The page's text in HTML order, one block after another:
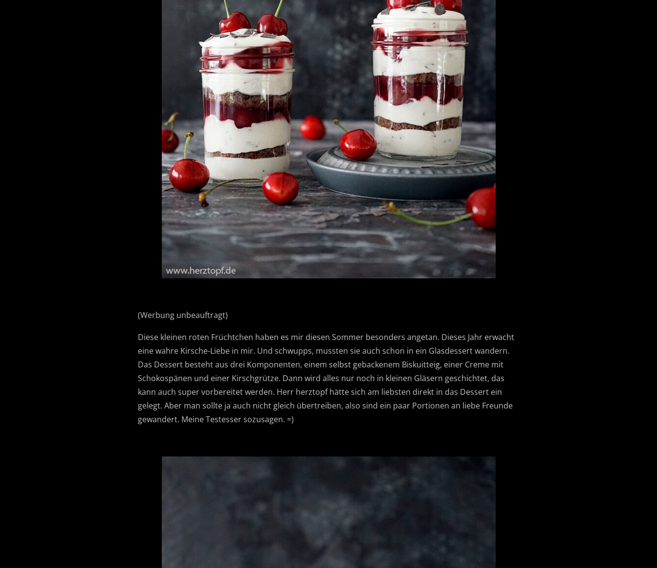
(Werbung unbeauftragt)
Diese kleinen roten Früchtchen haben es mir diesen Sommer besonders angetan. Dieses Jahr erwacht
eine wahre Kirsche-Liebe in mir. Und schwupps, mussten sie auch schon in ein Glasdessert wandern.
Das Dessert besteht aus drei Komponenten, einem selbst gebackenem Biskuitteig, einer Creme mit
Schokospänen und einer Kirschgrütze. Dann wird alles nur noch in kleinen Gläsern geschichtet, das
kann auch super vorbereitet werden. Herr herztopf hätte sich am liebsten direkt in das Dessert ein
gelegt. Aber man sollte ja auch nicht gleich übertreiben, also sind ein paar Portionen an liebe Freunde
gewandert. Meine Testesser sozusagen. =)